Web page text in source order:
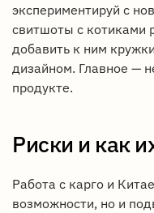
экспериментируй с
свитшоты с котиками
добавить к ним
дизайном. Главное —
продукте.
Риски и как
Работа с карго и
возможности, но и